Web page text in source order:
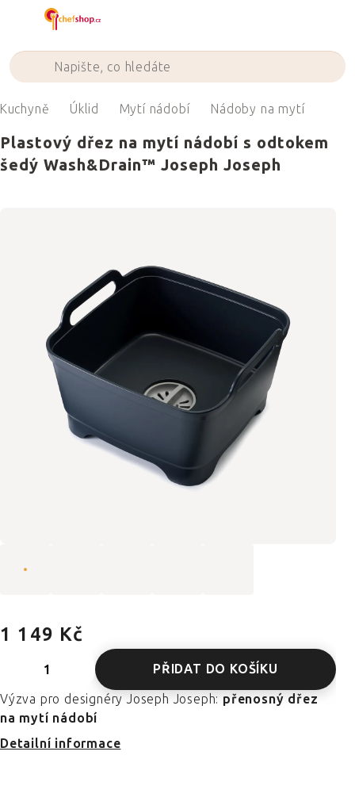
Úklid Mytí nádobí Nádoby na mytí
Plastový dřez na mytí nádobí s odtokem
šedý Wash&Drain™ Joseph Joseph
1 149 Kč
PŘIDAT DO KOŠÍKU
Výzva pro designéry Joseph Joseph: přenosný dřez
na mytí nádobí
Detailní informace